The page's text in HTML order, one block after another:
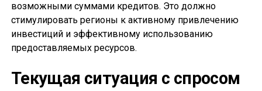
возможными суммами кредитов. Это должно
стимулировать регионы к активному привлечению
инвестиций и эффективному использованию
предоставляемых ресурсов.
Текущая ситуация с спросом